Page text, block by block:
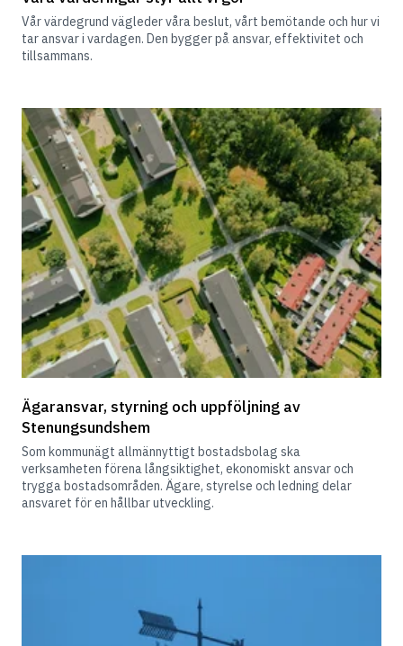
Vår värdegrund vägleder våra beslut, vårt bemötande och hur vi
tar ansvar i vardagen. Den bygger på ansvar, effektivitet och
tillsammans.
Ägaransvar, styrning och uppföljning av
Som kommunägt allmännyttigt bostadsbolag ska
verksamheten förena långsiktighet, ekonomiskt ansvar och
trygga bostadsområden. Ägare, styrelse och ledning delar
ansvaret för en hållbar utveckling.